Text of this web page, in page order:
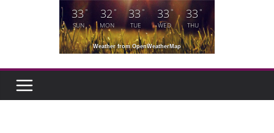
33°
SUN
32 °
MON
33°
TUE
33 °
WED
33 °
THU
Weather from OpenWeatherMap